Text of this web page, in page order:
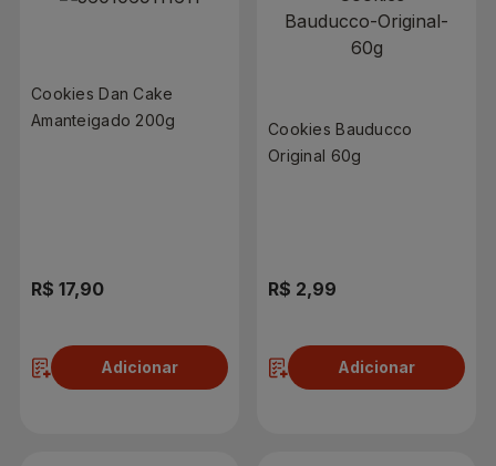
Cookies Dan Cake
Amanteigado 200g
R$ 17,90
Adicionar
Cookies Bauducco
Original 60g
R$ 2,99
Adicionar